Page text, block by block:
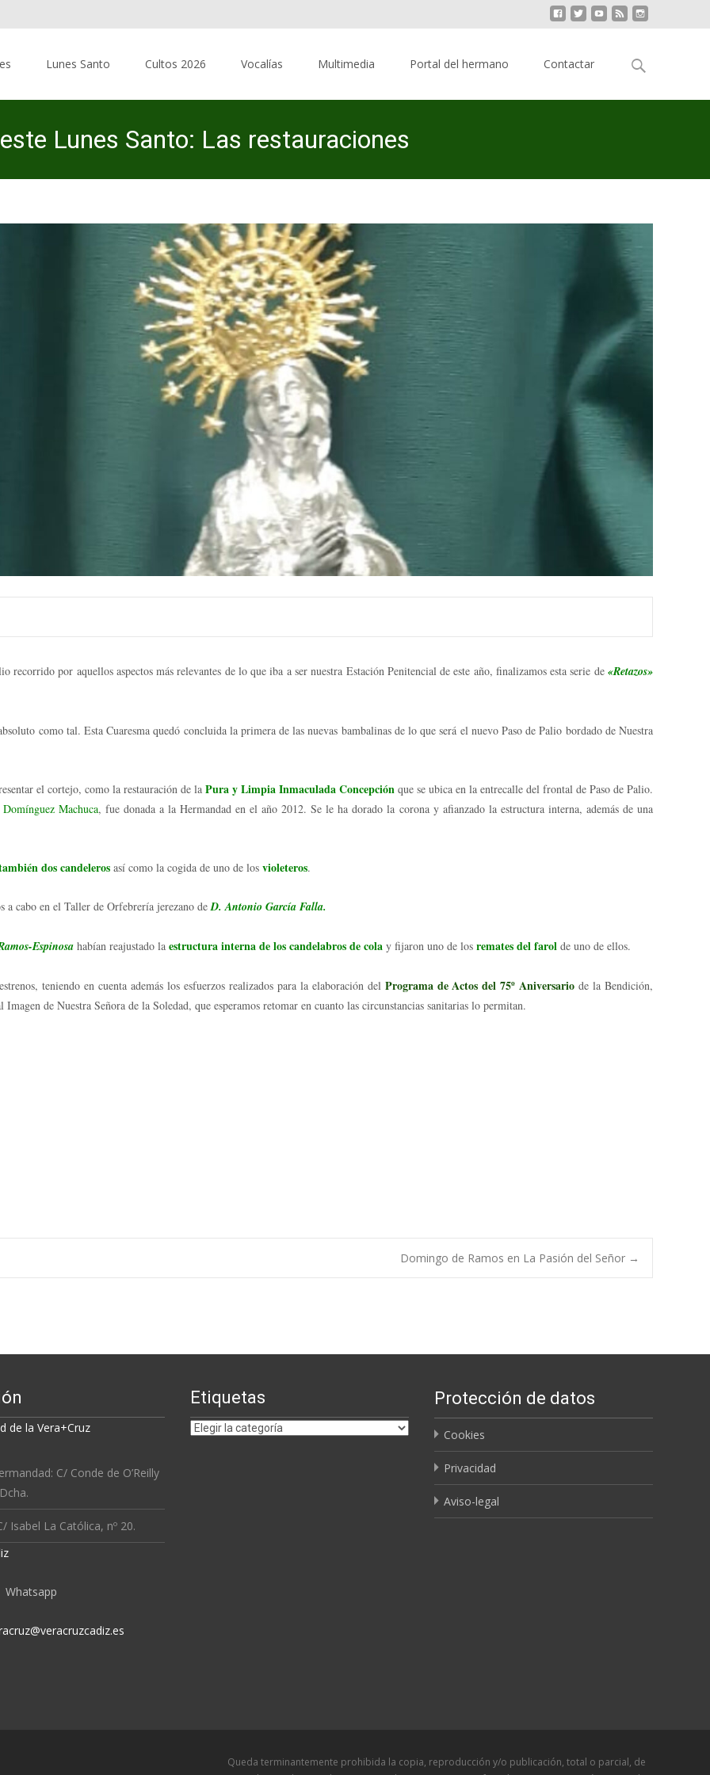
Lunes Santo Cultos 2026 Vocalías Multimedia Portal del hermano Contactar Buscar:
Lunes Santo: Las restauraciones
recorrido por aquellos aspectos más relevantes de lo que iba a ser nuestra Estación Penitencial de este año, finalizamos esta serie de «Retazos»
como tal. Esta Cuaresma quedó concluida la primera de las nuevas bambalinas de lo que será el nuevo Paso de Palio bordado de Nuestra
el cortejo, como la restauración de la Pura y Limpia Inmaculada Concepción que se ubica en la entrecalle del frontal de Paso de Palio.
Domínguez Machuca, fue donada a la Hermandad en el año 2012. Se le ha dorado la corona y afianzado la estructura interna, además de una
dos candeleros así como la cogida de uno de los violeteros.
a cabo en el Taller de Orfebrería jerezano de D. Antonio García Falla.
Espinosa habían reajustado la estructura interna de los candelabros de cola y fijaron uno de los remates del farol de uno de ellos.
teniendo en cuenta además los esfuerzos realizados para la elaboración del Programa de Actos del 75º Aniversario de la Bendición,
de Nuestra Señora de la Soledad, que esperamos retomar en cuanto las circunstancias sanitarias lo permitan.
Domingo de Ramos en La Pasión del Señor →
de la Vera+Cruz
C/ Conde de O’Reilly
Isabel La Católica, nº 20.
Whatsapp
Etiquetas
Etiquetas
Protección de datos
Cookies
Privacidad
Aviso-legal
Queda terminantemente prohibida la copia, reproducción y/o publicación, total o parcial, de